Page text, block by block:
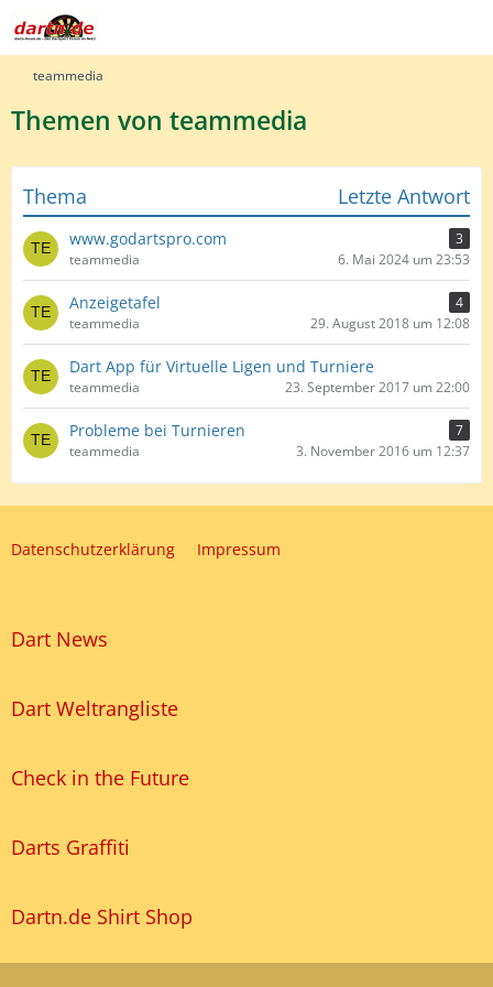
teammedia
Themen von teammedia
Thema Letzte Antwort
www.godartspro.com
3
teammedia
6. Mai 2024 um 23:53
Anzeigetafel
4
teammedia
29. August 2018 um 12:08
Dart App für Virtuelle Ligen und Turniere
teammedia 23. September 2017 um 22:00
Probleme bei Turnieren
7
teammedia
3. November 2016 um 12:37
Datenschutzerklärung Impressum
Dart News
Dart Weltrangliste
Check in the Future
Darts Graffiti
Dartn.de Shirt Shop